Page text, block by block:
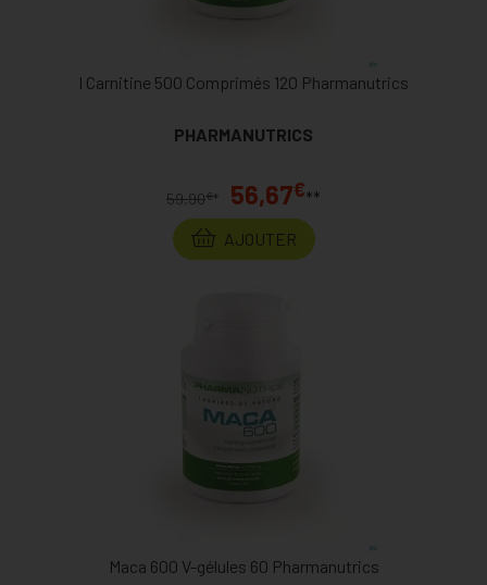
l Carnitine 500 Comprimés 120 Pharmanutrics
PHARMANUTRICS
59,90€* 56,67€**
AJOUTER
Maca 600 V-gélules 60 Pharmanutrics